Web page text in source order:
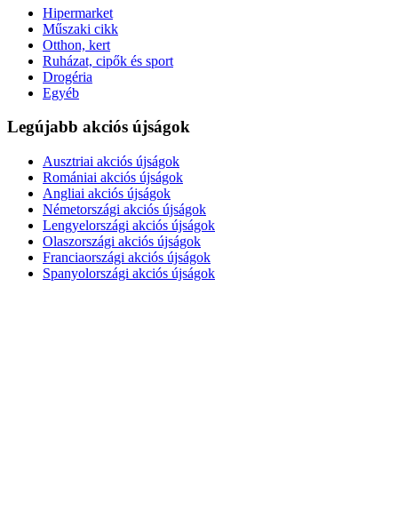
Hipermarket
Műszaki cikk
Otthon, kert
Ruházat, cipők és sport
Drogéria
Egyéb
Legújabb akciós újságok
Ausztriai akciós újságok
Romániai akciós újságok
Angliai akciós újságok
Németországi akciós újságok
Lengyelországi akciós újságok
Olaszországi akciós újságok
Franciaországi akciós újságok
Spanyolországi akciós újságok